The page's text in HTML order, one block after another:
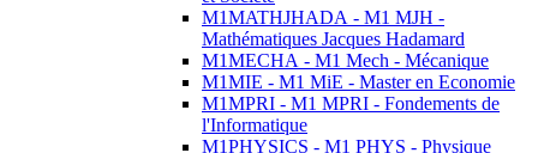
M1MATHJHADA - M1 MJH -
Mathématiques Jacques Hadamard
M1MECHA - M1 Mech - Mécanique
M1MIE - M1 MiE - Master en Economie
M1MPRI - M1 MPRI - Fondements de
l'Informatique
M1PHYSICS - M1 PHYS - Physique